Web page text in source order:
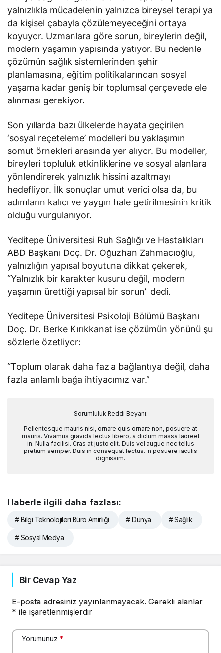
yalnızlıkla mücadelenin yalnızca bireysel terapi ya
da kişisel çabayla çözülemeyeceğini ortaya
koyuyor. Uzmanlara göre sorun, bireylerin değil,
modern yaşamın yapısında yatıyor. Bu nedenle
çözümün sağlık sistemlerinden şehir
planlamasına, eğitim politikalarından sosyal
yaşama kadar geniş bir toplumsal çerçevede ele
alınması gerekiyor.
Son yıllarda bazı ülkelerde hayata geçirilen
‘sosyal reçeteleme’ modelleri bu yaklaşımın
somut örnekleri arasında yer alıyor. Bu modeller,
bireyleri topluluk etkinliklerine ve sosyal alanlara
yönlendirerek yalnızlık hissini azaltmayı
hedefliyor. İlk sonuçlar umut verici olsa da, bu
adımların kalıcı ve yaygın hale getirilmesinin kritik
olduğu vurgulanıyor.
Yeditepe Üniversitesi Ruh Sağlığı ve Hastalıkları
ABD Başkanı Doç. Dr. Oğuzhan Zahmacıoğlu,
yalnızlığın yapısal boyutuna dikkat çekerek,
“Yalnızlık bir karakter kusuru değil, modern
yaşamın ürettiği yapısal bir sorun” dedi.
Yeditepe Üniversitesi Psikoloji Bölümü Başkanı
Doç. Dr. Berke Kırıkkanat ise çözümün yönünü şu
sözlerle özetliyor:
“Toplum olarak daha fazla bağlantıya değil, daha
fazla anlamlı bağa ihtiyacımız var.”
Sorumluluk Reddi Beyanı:
Pellentesque mauris nisi, ornare quis ornare non, posuere at
mauris. Vivamus gravida lectus libero, a dictum massa laoreet
in. Nulla facilisi. Cras at justo elit. Duis vel augue nec tellus
pretium semper. Duis in consequat lectus. In posuere iaculis
dignissim.
Haberle ilgili daha fazlası:
# Bilgi Teknolojileri Büro Amirliği # Dünya # Sağlık
# Sosyal Medya
Bir Cevap Yaz
E-posta adresiniz yayınlanmayacak. Gerekli alanlar
* ile işaretlenmişlerdir
Yorumunuz *